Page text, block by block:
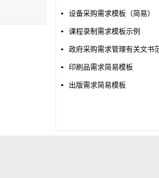
设备采购需求模板（简易）
课程录制需求模板示例
政府采购需求管理有关文书
印刷品需求简易模板
出版需求简易模板